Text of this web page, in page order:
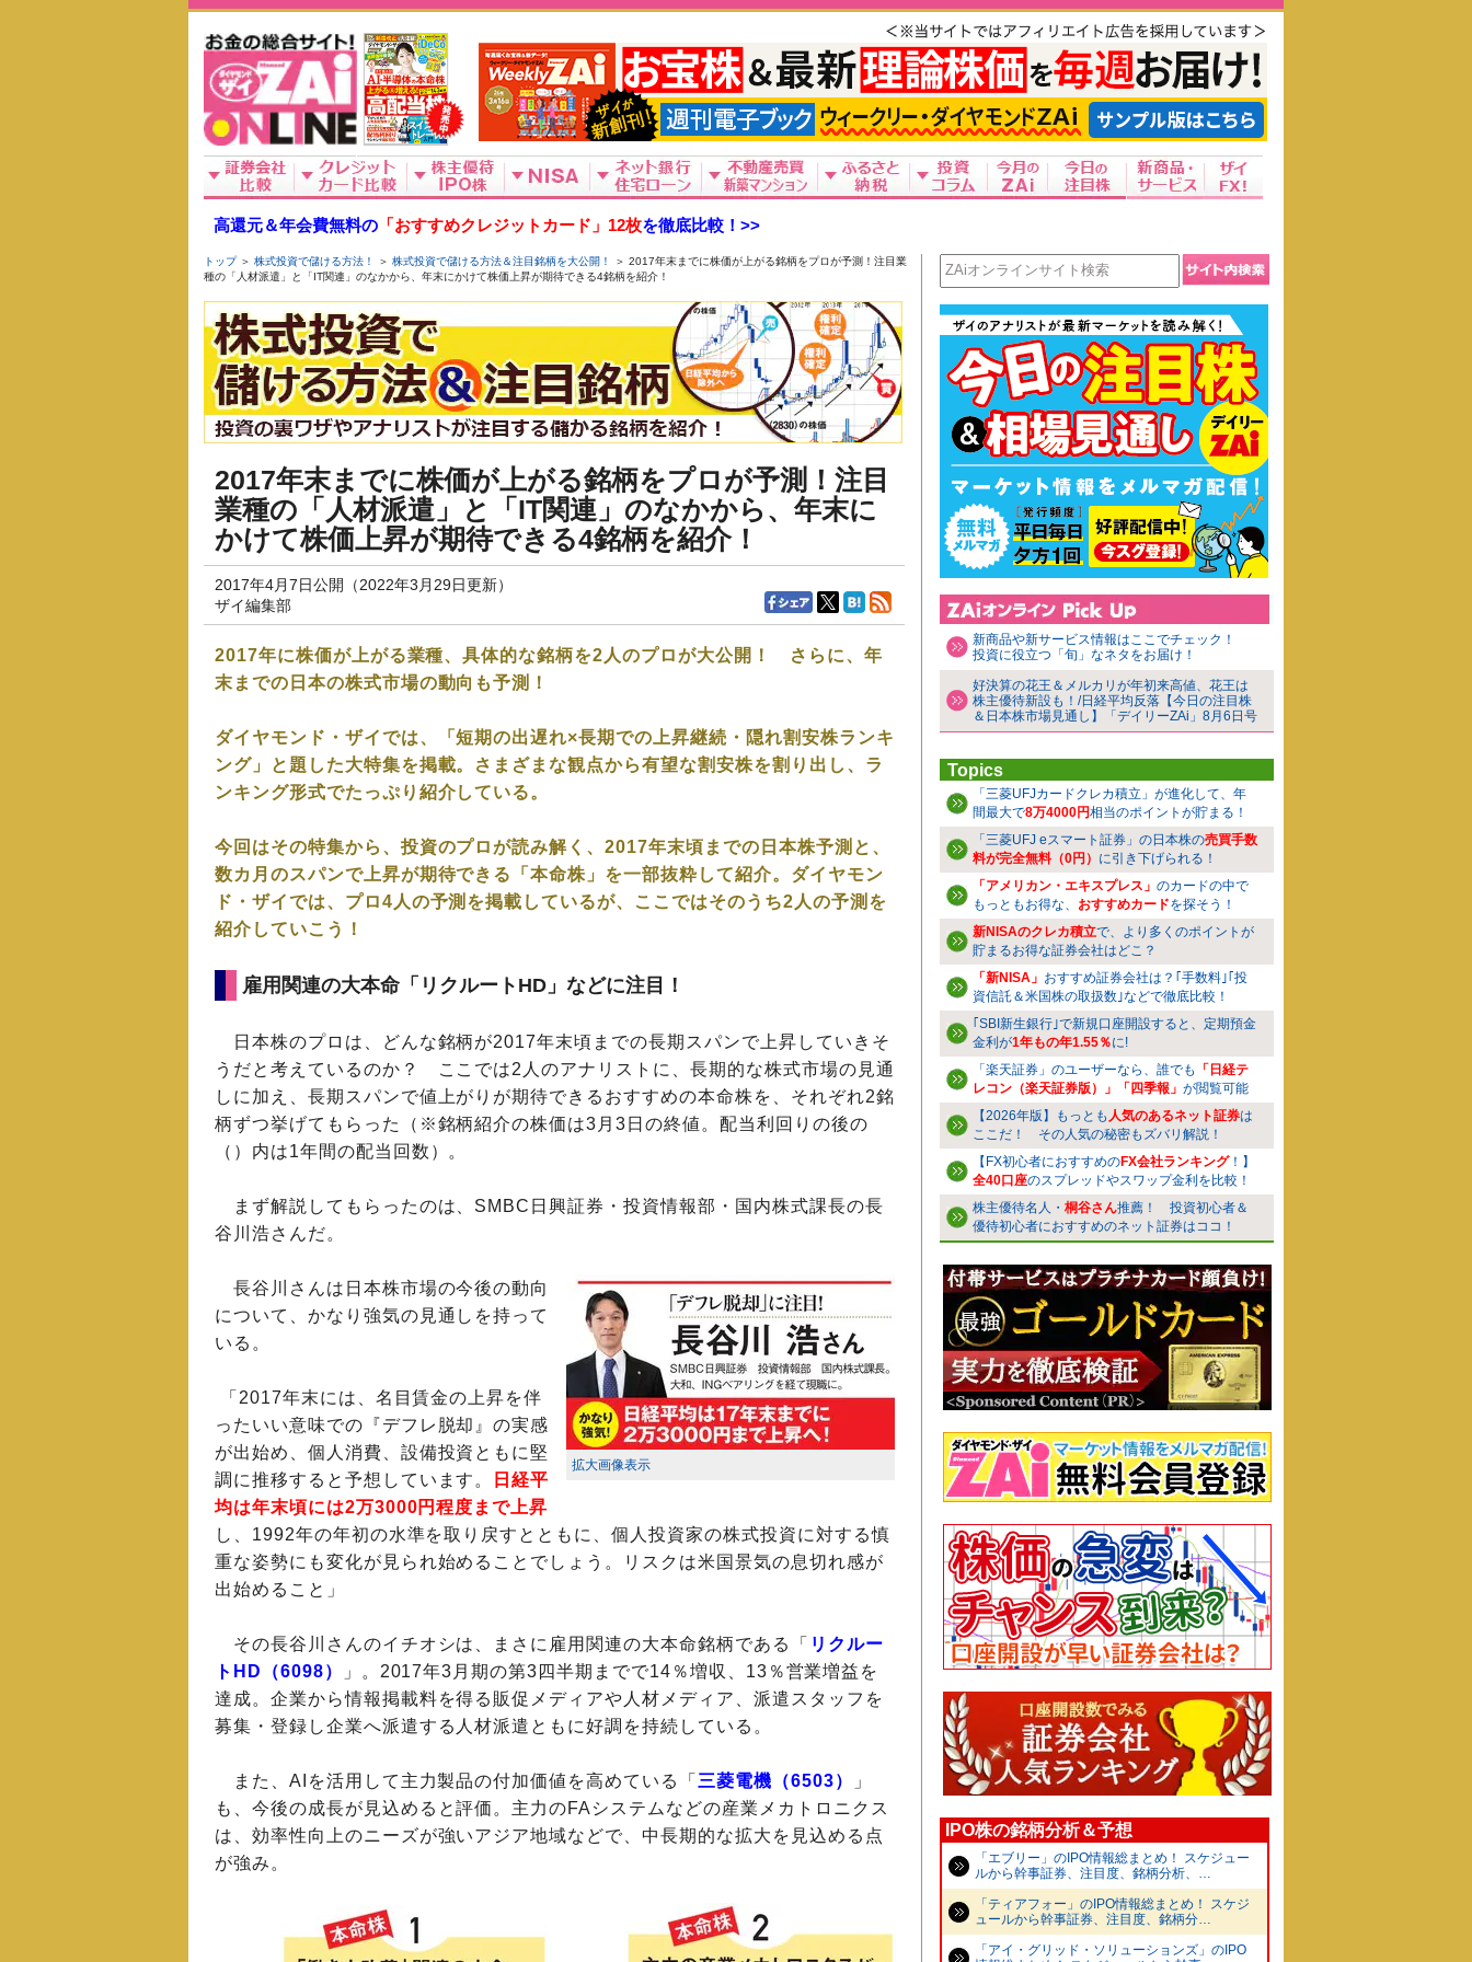
高還元＆年会費無料の 「おすすめクレジットカード」12枚を徹底比較！>>
トップ＞ 株式投資で儲ける方法！ ＞ 株式投資で儲ける方法＆注目銘柄を大公開！
＞ 2017年末までに株価が上がる銘柄をプロが予測！注目業
種の「人材派遣」と「IT関連」のなかから、年末にかけて株価上昇が期待できる4銘柄を紹介！
2017年末までに株価が上がる銘柄をプロが予測！注目
業種の「人材派遣」と「IT関連」のなかから、年末に
かけて株価上昇が期待できる4銘柄を紹介！
2017年4月7日公開（2022年3月29日更新）
ザイ編集部
2017年に株価が上がる業種、具体的な銘柄を2人のプロが大公開！ さらに、年
末までの日本の株式市場の動向も予測！
ダイヤモンド・ザイでは、「短期の出遅れ×長期での上昇継続・隠れ割安株ランキ
ング」と題した大特集を掲載。さまざまな観点から有望な割安株を割り出し、ラ
ンキング形式でたっぷり紹介している。
今回はその特集から、投資のプロが読み解く、2017年末頃までの日本株予測と、
数カ月のスパンで上昇が期待できる「本命株」を一部抜粋して紹介。ダイヤモン
ド・ザイでは、プロ4人の予測を掲載しているが、ここではそのうち2人の予測を
紹介していこう！
雇用関連の大本命「リクルートHD」などに注目！
日本株のプロは、どんな銘柄が2017年末頃までの長期スパンで上昇していきそ
うだと考えているのか？ ここでは2人のアナリストに、長期的な株式市場の見通
しに加え、長期スパンで値上がりが期待できるおすすめの本命株を、それぞれ2銘
柄ずつ挙げてもらった（※銘柄紹介の株価は3月3日の終値。配当利回りの後の
（）内は1年間の配当回数）。
まず解説してもらったのは、SMBC日興証券・投資情報部・国内株式課長の長
谷川浩さんだ。
拡大画像表示
長谷川さんは日本株市場の今後の動向
について、かなり強気の見通しを持って
いる。
「2017年末には、名目賃金の上昇を伴
ったいい意味での『デフレ脱却』の実感
が出始め、個人消費、設備投資ともに堅
調に推移すると予想しています。
日経平
均は年末頃には2万3000円程度まで上昇
し、1992年の年初の水準を取り戻すとともに、個人投資家の株式投資に対する慎
重な姿勢にも変化が見られ始めることでしょう。リスクは米国景気の息切れ感が
出始めること」
その長谷川さんのイチオシは、まさに雇用関連の大本命銘柄である「 リクルー
トHD（6098）
」。2017年3月期の第3四半期までで14％増収、13％営業増益を
達成。企業から情報掲載料を得る販促メディアや人材メディア、派遣スタッフを
募集・登録し企業へ派遣する人材派遣ともに好調を持続している。
また、AIを活用して主力製品の付加価値を高めている「 三菱電機（6503）
」
も、今後の成長が見込めると評価。主力のFAシステムなどの産業メカトロニクス
は、効率性向上のニーズが強いアジア地域などで、中長期的な拡大を見込める点
が強み。
新商品や新サービス情報はここでチェック！
投資に役立つ「旬」なネタをお届け！
好決算の花王＆メルカリが年初来高値、花王は
株主優待新設も！/日経平均反落【今日の注目株
＆日本株市場見通し】「デイリーZAi」8月6日号
Topics
「三菱UFJカードクレカ積立」が進化して、年
間最大で8万4000円相当のポイントが貯まる！
「三菱UFJ eスマート証券」の日本株の売買手数
料が完全無料（0円） に引き下げられる！
「アメリカン・エキスプレス」 のカードの中で
もっともお得な、 おすすめカードを探そう！
新NISAのクレカ積立で、より多くのポイントが
貯まるお得な証券会社はどこ？
「新NISA」 おすすめ証券会社は？｢手数料｣｢投
資信託＆米国株の取扱数｣などで徹底比較！
｢SBI新生銀行｣で新規口座開設すると、定期預金
金利が1年もの年1.55％に!
「楽天証券」のユーザーなら、誰でも
「日経テ
レコン（楽天証券版）」「四季報」 が閲覧可能
【2026年版】もっとも 人気のあるネット証券は
ここだ！ その人気の秘密もズバリ解説！
【FX初心者におすすめのFX会社ランキング！】
全40口座のスプレッドやスワップ金利を比較！
株主優待名人・ 桐谷さん推薦！ 投資初心者＆
優待初心者におすすめのネット証券はココ！
IPO株の銘柄分析＆予想
「エブリー」のIPO情報総まとめ！ スケジュー
ルから幹事証券、注目度、銘柄分析、…
「ティアフォー」のIPO情報総まとめ！ スケジ
ュールから幹事証券、注目度、銘柄分…
「アイ・グリッド・ソリューションズ」のIPO